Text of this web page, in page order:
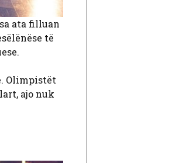
ata filluan
të
Olimpistët
ajo nuk